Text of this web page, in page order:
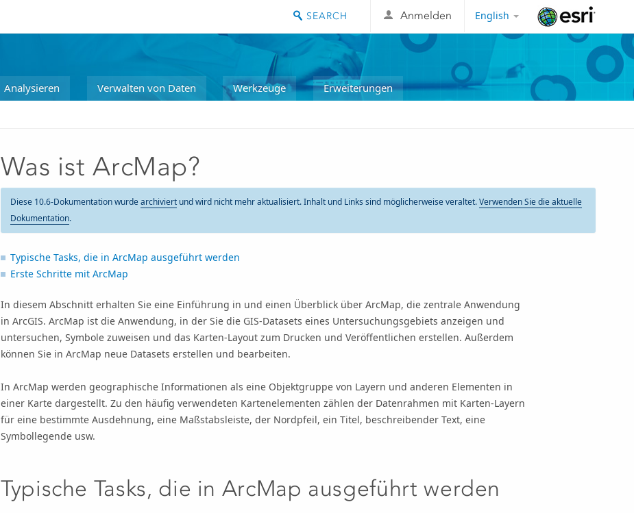
English
Anmelden
Analysieren Verwalten von Daten Werkzeuge Erweiterungen
Was ist ArcMap?
Diese 10.6-Dokumentation wurdearchiviertund wird nicht mehr aktualisiert. Inhalt und Links sind möglicherweise veraltet.Verwenden Sie die aktuelle
Dokumentation.
Typische Tasks, die in ArcMap ausgeführt werden
Erste Schritte mit ArcMap
In diesem Abschnitt erhalten Sie eine Einführung in und einen Überblick über ArcMap, die zentrale Anwendung
in ArcGIS. ArcMap ist die Anwendung, in der Sie die GIS-Datasets eines Untersuchungsgebiets anzeigen und
untersuchen, Symbole zuweisen und das Karten-Layout zum Drucken und Veröffentlichen erstellen. Außerdem
können Sie in ArcMap neue Datasets erstellen und bearbeiten.
In ArcMap werden geographische Informationen als eine Objektgruppe von Layern und anderen Elementen in
einer Karte dargestellt. Zu den häufig verwendeten Kartenelementen zählen der Datenrahmen mit Karten-Layern
für eine bestimmte Ausdehnung, eine Maßstabsleiste, der Nordpfeil, ein Titel, beschreibender Text, eine
Symbollegende usw.
Typische Tasks, die in ArcMap ausgeführt werden